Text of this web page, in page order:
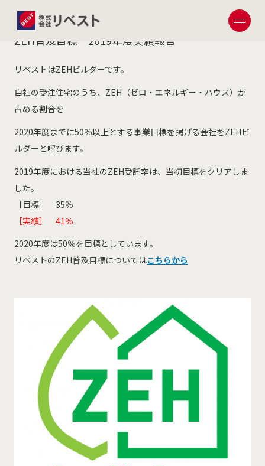
ZEH普及目標 2019年度実績報告
リベストはZEHビルダーです。
自社の受注住宅のうち、ZEH（ゼロ・エネルギー・ハウス）が
占める割合を
2020年度までに50％以上とする事業目標を掲げる会社をZEHビ
ルダーと呼びます。
2019年度における当社のZEH受託率は、当初目標をクリアしま
した。
［目標］ 35％
［実績］ 41％
2020年度は50％を目標としています。
リベストのZEH普及目標についてはこちらから